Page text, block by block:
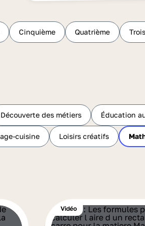
Cinquième Quatrième
Découverte des métiers Éducation
cuisine Loisirs créatifs
Vidéo